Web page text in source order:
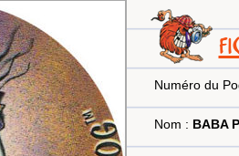
Numéro du
Nom : BABA